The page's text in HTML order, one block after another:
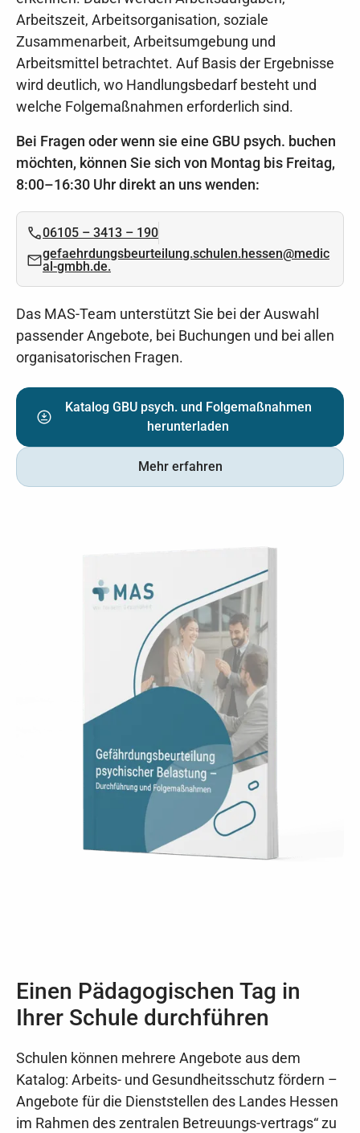
Arbeitszeit, Arbeitsorganisation, soziale
Zusammenarbeit, Arbeitsumgebung und
Arbeitsmittel betrachtet. Auf Basis der Ergebnisse
wird deutlich, wo Handlungsbedarf besteht und
welche Folgemaßnahmen erforderlich sind.
Bei Fragen oder wenn sie eine GBU psych. buchen
möchten, können Sie sich von Montag bis Freitag,
8:00–16:30 Uhr direkt an uns wenden:
06105 – 3413 – 190
gefaehrdungsbeurteilung.schulen.hessen@medic
al-gmbh.de.
Das MAS-Team unterstützt Sie bei der Auswahl
passender Angebote, bei Buchungen und bei allen
organisatorischen Fragen.
Katalog GBU psych. und Folgemaßnahmen
herunterladen
Mehr erfahren
Einen Pädagogischen Tag in
Ihrer Schule durchführen
Schulen können mehrere Angebote aus dem
Katalog: Arbeits- und Gesundheitsschutz fördern –
Angebote für die Dienststellen des Landes Hessen
im Rahmen des zentralen Betreuungs-vertrags“ zu